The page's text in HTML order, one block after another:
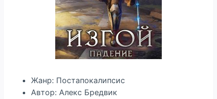
Жанр: Постапокалипсис
Автор: Алекс Бредвик